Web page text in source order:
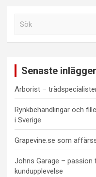
Senaste
Arborist –
Rynkbehandlingar och
i Sverige
Grapevine.se som
Johns Garage – passion
kundupplevelse